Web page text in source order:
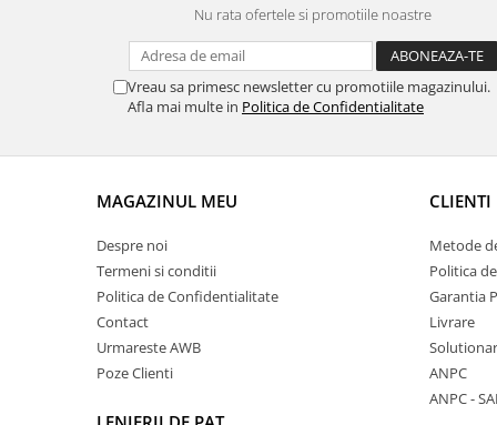
Nu rata ofertele si promotiile noastre
Vreau sa primesc newsletter cu promotiile magazinului.
Afla mai multe in Politica de Confidentialitate
MAGAZINUL MEU
Despre noi
Termeni si conditii
Politica de Confidentialitate
Contact
Urmareste AWB
Poze Clienti
CLIENTI
Metode
Politica
Garantia
Livrare
ANPC
ANPC -